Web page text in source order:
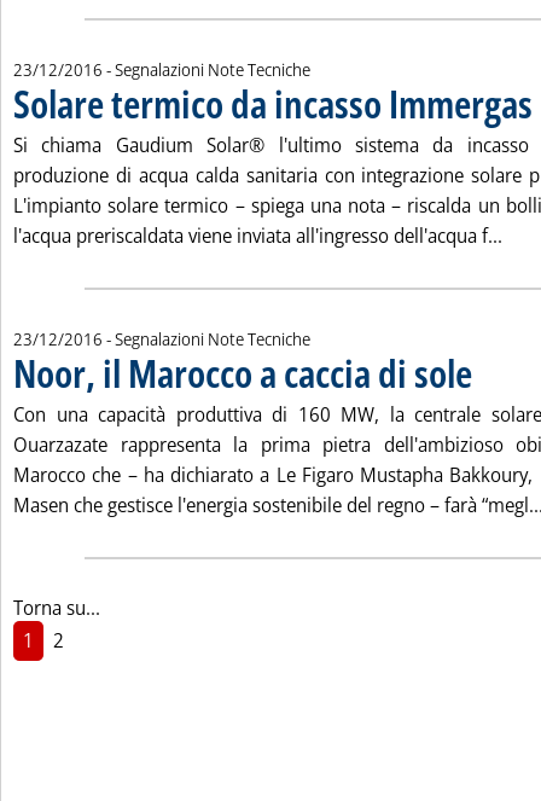
23/12/2016 - Segnalazioni Note Tecniche
Solare termico da incasso Immergas
Si chiama Gaudium Solar® l'ultimo sistema da incasso
produzione di acqua calda sanitaria con integrazione solare
L'impianto solare termico – spiega una nota – riscalda un
l'acqua preriscaldata viene inviata all'ingresso dell'acqua f...
23/12/2016 - Segnalazioni Note Tecniche
Noor, il Marocco a caccia di sole
Con una capacità produttiva di 160 MW, la centrale
Ouarzazate rappresenta la prima pietra dell'ambizioso
Marocco che – ha dichiarato a Le Figaro Mustapha
Masen che gestisce l'energia sostenibile del regno – farà
Torna su...
1
2